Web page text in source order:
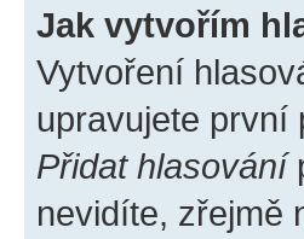
Jak vytvořím
Vytvoření
upravujete první
Přidat hlasování
nevidíte, zřejmě